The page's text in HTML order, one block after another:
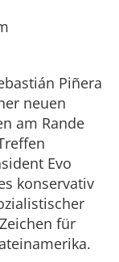
Piñera
neuen
am Rande
Evo
konservativ
für